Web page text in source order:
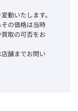
動いたします。
の価格は当時
取の可否をお
舗までお問い